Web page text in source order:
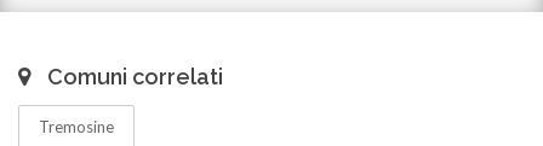
Comuni correlati
Tremosine